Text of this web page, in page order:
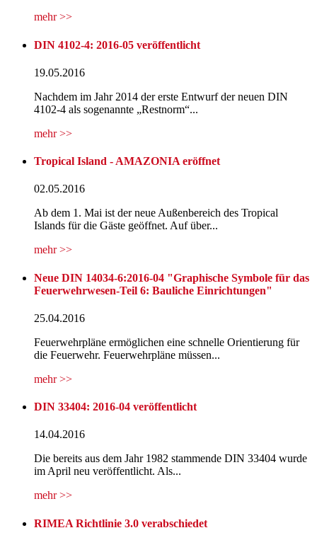
mehr >>
DIN 4102-4: 2016-05 veröffentlicht
19.05.2016
Nachdem im Jahr 2014 der erste Entwurf der neuen DIN
4102-4 als sogenannte „Restnorm“...
mehr >>
Tropical Island - AMAZONIA eröffnet
02.05.2016
Ab dem 1. Mai ist der neue Außenbereich des Tropical
Islands für die Gäste geöffnet. Auf über...
mehr >>
Neue DIN 14034-6:2016-04 "Graphische Symbole für das
Feuerwehrwesen-Teil 6: Bauliche Einrichtungen"
25.04.2016
Feuerwehrpläne ermöglichen eine schnelle Orientierung für
die Feuerwehr. Feuerwehrpläne müssen...
mehr >>
DIN 33404: 2016-04 veröffentlicht
14.04.2016
Die bereits aus dem Jahr 1982 stammende DIN 33404 wurde
im April neu veröffentlicht. Als...
mehr >>
RIMEA Richtlinie 3.0 verabschiedet